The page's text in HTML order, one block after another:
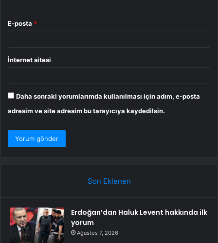
E-posta *
İnternet sitesi
Daha sonraki yorumlarımda kullanılması için adım, e-posta
adresim ve site adresim bu tarayıcıya kaydedilsin.
Son Eklenen
Erdoğan’dan Haluk Levent hakkında ilk
yorum
Ağustos 7, 2026